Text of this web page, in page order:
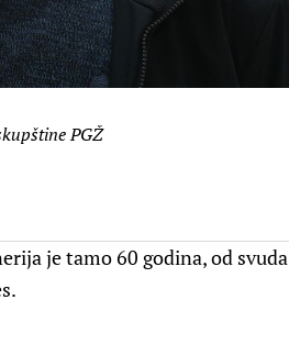
PGŽ
je tamo 60 godina, od svuda